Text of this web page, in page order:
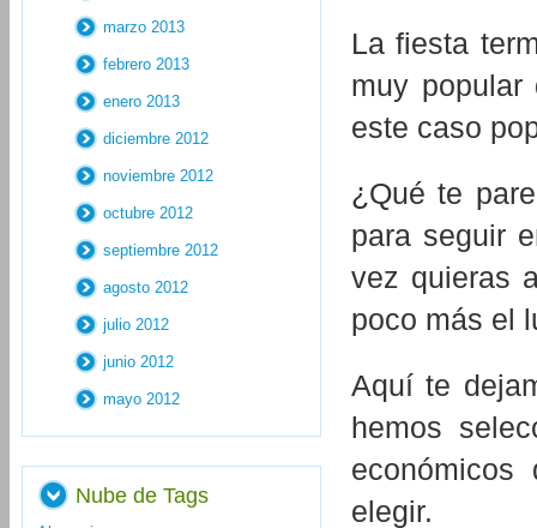
La fiesta
muy
este caso
¿Qué te
para seguir
vez quieras
poco más el
Aquí te
hemos
elegir.
marzo 2013
febrero 2013
enero 2013
diciembre 2012
noviembre 2012
octubre 2012
septiembre 2012
agosto 2012
julio 2012
junio 2012
mayo 2012
Nube de Tags